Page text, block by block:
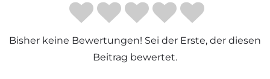
Bisher keine Bewertungen! Sei der Erste, der diesen
Beitrag bewertet.